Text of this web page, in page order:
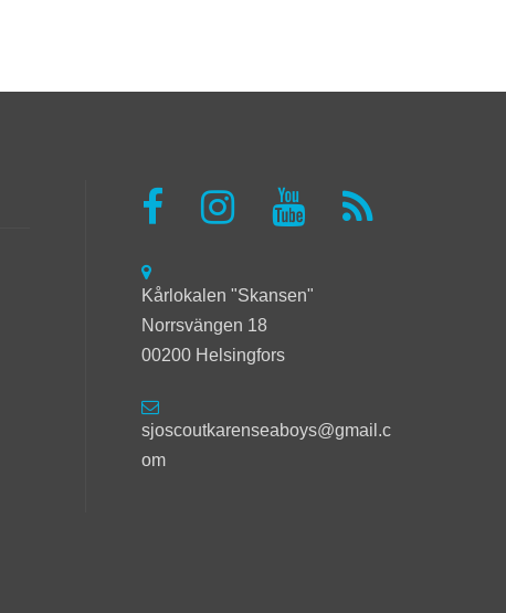
Kårlokalen "Skansen"
Norrsvängen 18
00200 Helsingfors
sjoscoutkarenseaboys@gmail.c
om